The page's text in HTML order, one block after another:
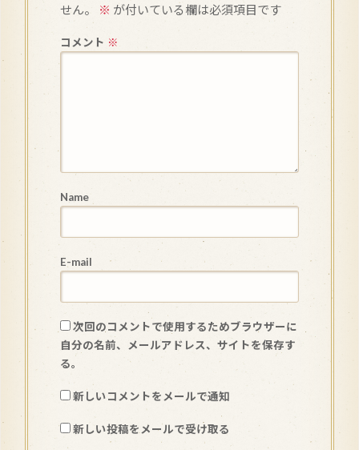
せん。
※ が付いている欄は必須項目です
コメント ※
Name
E-mail
次回のコメントで使用するためブラウザーに
自分の名前、メールアドレス、サイトを保存す
る。
新しいコメントをメールで通知
新しい投稿をメールで受け取る